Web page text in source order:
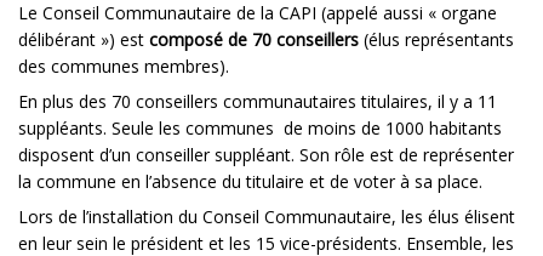
Le Conseil Communautaire de la CAPI (appelé aussi « organe
délibérant ») est composé de 70 conseillers (élus représentants
des communes membres).
En plus des 70 conseillers communautaires titulaires, il y a 11
suppléants. Seule les communes de moins de 1000 habitants
disposent d’un conseiller suppléant. Son rôle est de représenter
la commune en l’absence du titulaire et de voter à sa place.
Lors de l’installation du Conseil Communautaire, les élus élisent
en leur sein le président et les 15 vice-présidents. Ensemble, les